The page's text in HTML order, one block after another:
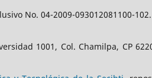
No. 04-2009-093012081100-
1001, Col. Chamilpa, CP